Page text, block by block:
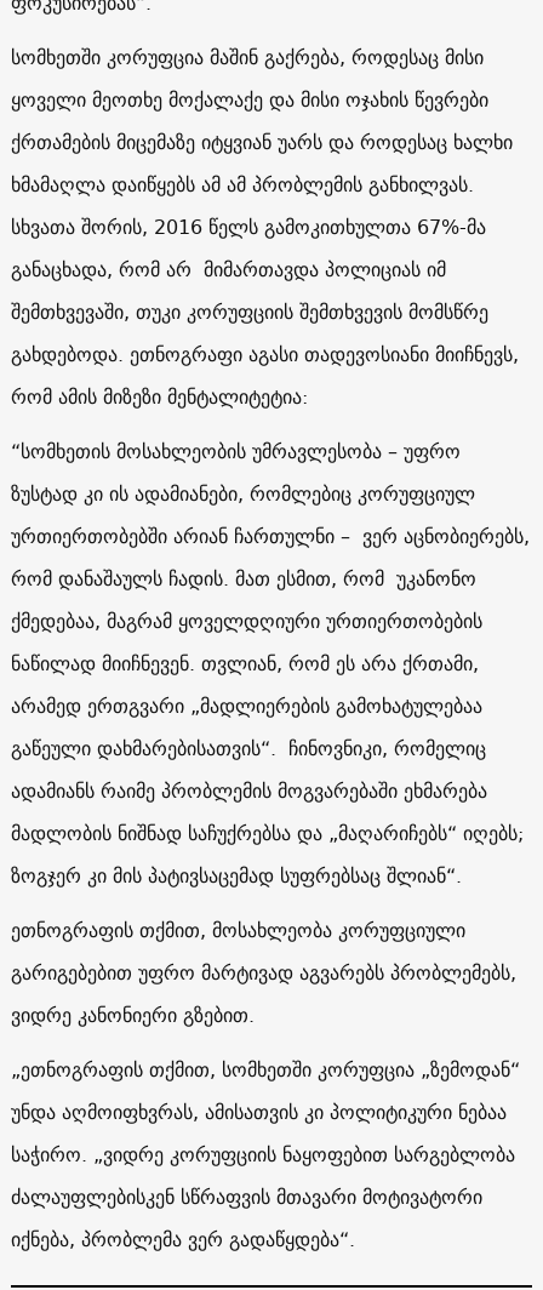
სომხეთში კორუფცია მაშინ გაქრება, როდესაც მისი
ყოველი მეოთხე მოქალაქე და მისი ოჯახის წევრები
ქრთამების მიცემაზე იტყვიან უარს და როდესაც ხალხი
ხმამაღლა დაიწყებს ამ ამ პრობლემის განხილვას.
სხვათა შორის, 2016 წელს გამოკითხულთა 67%-მა
განაცხადა, რომ არ მიმართავდა პოლიციას იმ
შემთხვევაში, თუკი კორუფციის შემთხვევის მომსწრე
გახდებოდა. ეთნოგრაფი აგასი თადევოსიანი მიიჩნევს,
რომ ამის მიზეზი მენტალიტეტია:
“სომხეთის მოსახლეობის უმრავლესობა – უფრო
ზუსტად კი ის ადამიანები, რომლებიც კორუფციულ
ურთიერთობებში არიან ჩართულნი – ვერ აცნობიერებს,
რომ დანაშაულს ჩადის. მათ ესმით, რომ უკანონო
ქმედებაა, მაგრამ ყოველდღიური ურთიერთობების
ნაწილად მიიჩნევენ. თვლიან, რომ ეს არა ქრთამი,
არამედ ერთგვარი „მადლიერების გამოხატულებაა
გაწეული დახმარებისათვის“. ჩინოვნიკი, რომელიც
ადამიანს რაიმე პრობლემის მოგვარებაში ეხმარება
მადლობის ნიშნად საჩუქრებსა და „მაღარიჩებს“ იღებს;
ზოგჯერ კი მის პატივსაცემად სუფრებსაც შლიან“.
ეთნოგრაფის თქმით, მოსახლეობა კორუფციული
გარიგებებით უფრო მარტივად აგვარებს პრობლემებს,
ვიდრე კანონიერი გზებით.
„ეთნოგრაფის თქმით, სომხეთში კორუფცია „ზემოდან“
უნდა აღმოიფხვრას, ამისათვის კი პოლიტიკური ნებაა
საჭირო. „ვიდრე კორუფციის ნაყოფებით სარგებლობა
ძალაუფლებისკენ სწრაფვის მთავარი მოტივატორი
იქნება, პრობლემა ვერ გადაწყდება“.